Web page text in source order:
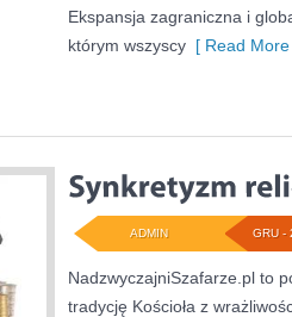
Ekspansja zagraniczna i
którym wszyscy [ Read
GRU -
ADMIN
NadzwyczajniSzafarze.pl to
tradycję Kościoła z